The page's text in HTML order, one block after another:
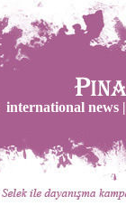
international news |